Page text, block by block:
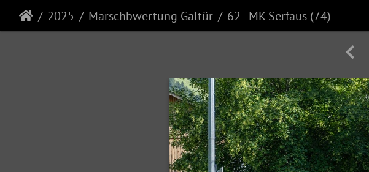
2025 Marschbwertung Galtür 62 - MK Serfaus (74)